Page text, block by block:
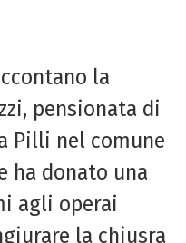
la
pensionata di
Pilli nel comune
ha donato una
agli operai
la chiusra